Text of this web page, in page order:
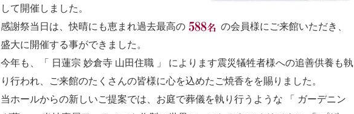
して開催しました。
感謝祭当日は、快晴にも恵まれ過去最高の
の会員様にご来館いただき、
盛大に開催する事ができました。
今年も、「 日蓮宗 妙倉寺 山田住職 」 によります震災犠牲者様への追善供養も執
り行われ、ご来館のたくさんの皆様に心を込めたご焼香をを賜りました。
当ホールからの新しいご提案では、お庭で葬儀を執り行うような 「 ガーデニン